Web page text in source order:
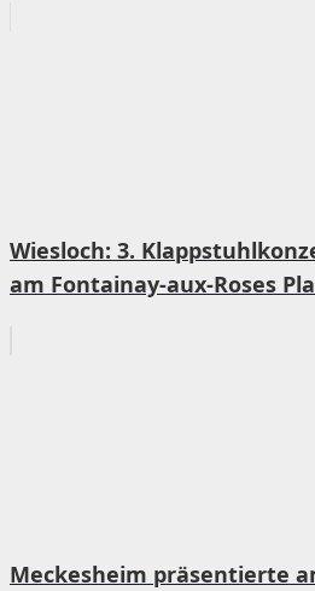
Wiesloch: 3.
am Fontainay-aux-Roses
Meckesheim präsentierte